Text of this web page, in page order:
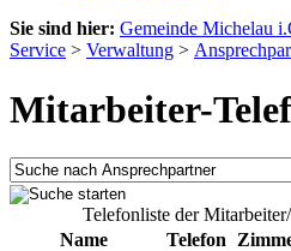
Sie sind hier: Gemeinde Michelau
Service > Verwaltung >
Mitarbeiter-
Telefonliste der
Name
Telefon